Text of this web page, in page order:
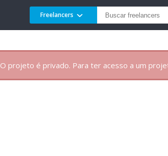
Freelancers
O projeto é privado. Para ter acesso a um